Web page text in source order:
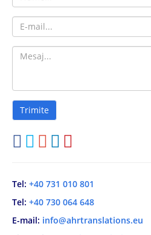
Tel: +40 731 010 801
Tel: +40 730 064 648
E-mail: info@ahrtranslations.eu